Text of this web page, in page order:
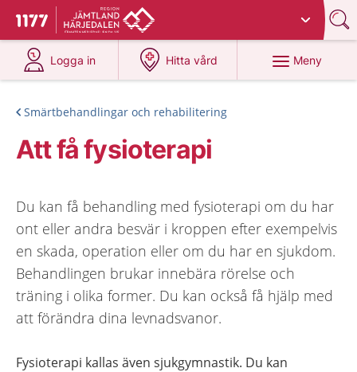
Till startsidan för 1177
Du har valt region
Logga in
på 1177.se
Hitta vård
på 1177.se
Meny
Smärtbehandlingar och rehabilitering
Att få fysioterapi
Du kan få behandling med fysioterapi om du har
ont eller andra besvär i kroppen efter exempelvis
en skada, operation eller om du har en sjukdom.
Behandlingen brukar innebära rörelse och
träning i olika former. Du kan också få hjälp med
att förändra dina levnadsvanor.
Fysioterapi kallas även sjukgymnastik. Du kan